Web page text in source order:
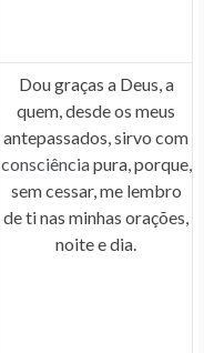
Dou graças a Deus, a
quem, desde os meus
antepassados, sirvo com
consciênciapura, porque,
sem cessar, me lembro
de ti nas minhas orações,
noite e dia.